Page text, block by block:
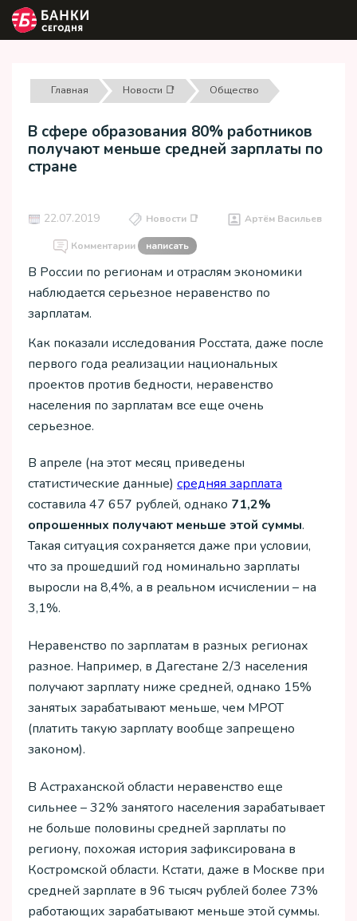
Главная Новости 📑 Общество
В сфере образования 80% работников
получают меньше средней зарплаты по
стране
22.07.2019 Новости 📑 Артём Васильев
Комментарии написать
В России по регионам и отраслям экономики
наблюдается серьезное неравенство по
зарплатам.
Как показали исследования Росстата, даже после
первого года реализации национальных
проектов против бедности, неравенство
населения по зарплатам все еще очень
серьезное.
В апреле (на этот месяц приведены
статистические данные) средняя зарплата
составила 47 657 рублей, однако 71,2%
опрошенных получают меньше этой суммы.
Такая ситуация сохраняется даже при условии,
что за прошедший год номинально зарплаты
выросли на 8,4%, а в реальном исчислении – на
3,1%.
Неравенство по зарплатам в разных регионах
разное. Например, в Дагестане 2/3 населения
получают зарплату ниже средней, однако 15%
занятых зарабатывают меньше, чем МРОТ
(платить такую зарплату вообще запрещено
законом).
В Астраханской области неравенство еще
сильнее – 32% занятого населения зарабатывает
не больше половины средней зарплаты по
региону, похожая история зафиксирована в
Костромской области. Кстати, даже в Москве при
средней зарплате в 96 тысяч рублей более 73%
работающих зарабатывают меньше этой суммы.